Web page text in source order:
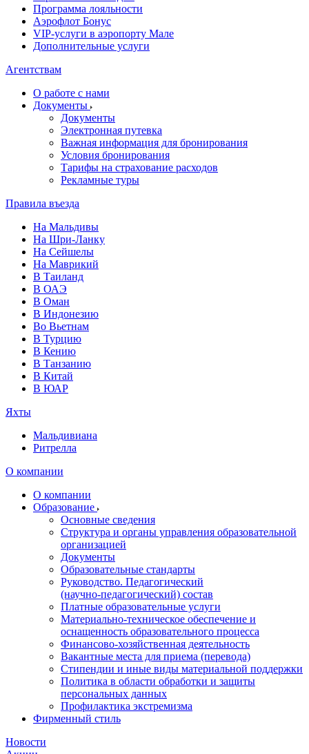
Программа лояльности
Аэрофлот Бонус
VIP-услуги в аэропорту Мале
Дополнительные услуги
Агентствам
О работе с нами
Документы
Документы
Электронная путевка
Важная информация для бронирования
Условия бронирования
Тарифы на страхование расходов
Рекламные туры
Правила въезда
На Мальдивы
На Шри-Ланку
На Сейшелы
На Маврикий
В Таиланд
В ОАЭ
В Оман
В Индонезию
Во Вьетнам
В Турцию
В Кению
В Танзанию
В Китай
В ЮАР
Яхты
Мальдивиана
Ритрелла
О компании
О компании
Образование
Основные сведения
Структура и органы управления образовательной
организацией
Документы
Образовательные стандарты
Руководство. Педагогический
(научно‑педагогический) состав
Платные образовательные услуги
Материально-техническое обеспечение и
оснащенность образовательного процесса
Финансово-хозяйственная деятельность
Вакантные места для приема (перевода)
Стипендии и иные виды материальной поддержки
Политика в области обработки и защиты
персональных данных
Профилактика экстремизма
Фирменный стиль
Новости